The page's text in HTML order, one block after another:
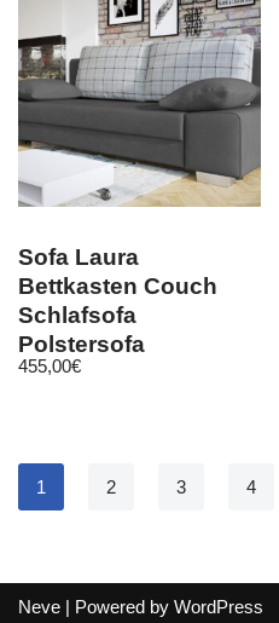
Sofa Laura
Bettkasten Couch
Schlafsofa
Polstersofa
Bettfunktion
455,00€
1 2 3 4
Neve | Powered by WordPress